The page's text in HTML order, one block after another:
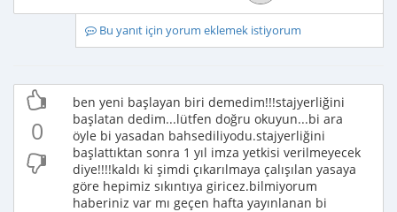
Bu yanıt için yorum eklemek istiyorum
0
ben yeni başlayan biri demedim!!!stajyerliğini
başlatan dedim...lütfen doğru okuyun...bi ara
öyle bi yasadan bahsediliyodu.stajyerliğini
başlattıktan sonra 1 yıl imza yetkisi verilmeyecek
diye!!!!kaldı ki şimdi çıkarılmaya çalışılan yasaya
göre hepimiz sıkıntıya giricez.bilmiyorum
haberiniz var mı geçen hafta yayınlanan bi